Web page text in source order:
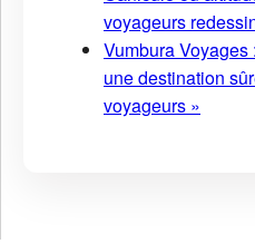
voyageurs
Vumbura
une destination
voyageurs »